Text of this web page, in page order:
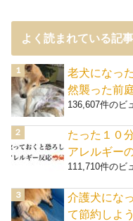
よく読まれている記事
老犬になっ
然襲った前
136,607件のビ
たった１０
アレルギー
111,710件のビ
介護犬にな
て節約しよ